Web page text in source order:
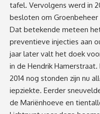
tafel. Vervolgens werd in
besloten om
Dat betekende meteen
preventieve injecties aan
jaar later valt het doek
in de Hendrik
2014 nog stonden zijn nu
iepziekte. Eerder
de Mariënhoeve en